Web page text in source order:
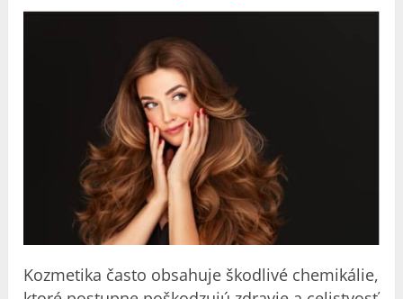
Kozmetika často obsahuje škodlivé chemikálie,